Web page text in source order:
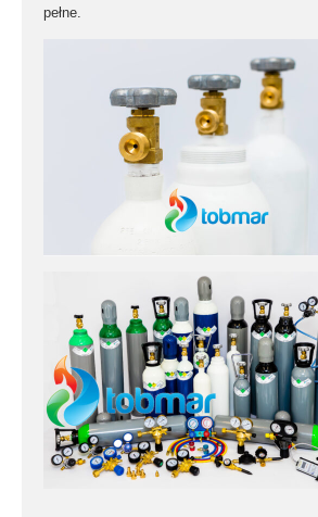
pełne.